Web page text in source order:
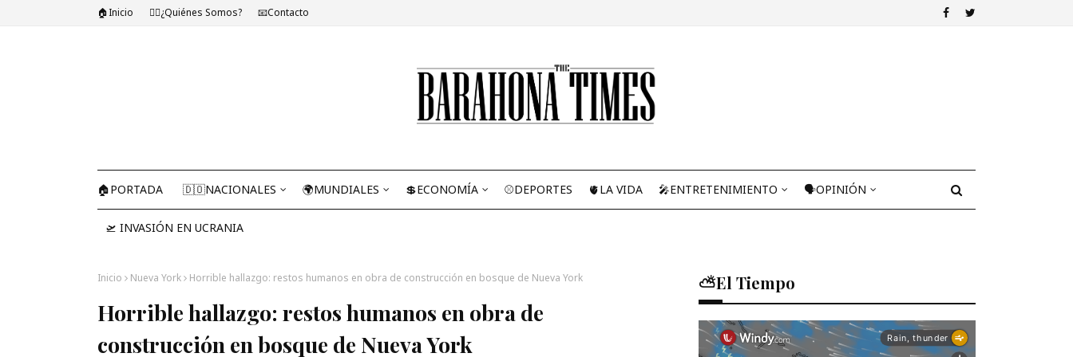
🏠Inicio 🤷‍♂️¿Quiénes Somos? 📧Contacto
🏠PORTADA 🇩🇴NACIONALES 🌍MUNDIALES 💲ECONOMÍA ⚾DEPORTES 🫀LA VIDA 🎤ENTRETENIMIENTO 🗣OPINIÓN
🛫 INVASIÓN EN UCRANIA
Inicio Nueva York Horrible hallazgo: restos humanos en obra de construcción en bosque de Nueva York
Horrible hallazgo: restos humanos en obra de
construcción en bosque de Nueva York
⛅El Tiempo